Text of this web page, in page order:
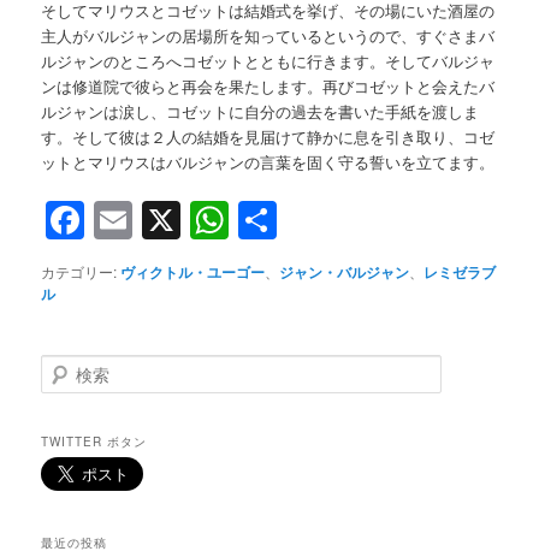
そしてマリウスとコゼットは結婚式を挙げ、その場にいた酒屋の
主人がバルジャンの居場所を知っているというので、すぐさまバ
ルジャンのところへコゼットとともに行きます。そしてバルジャ
ンは修道院で彼らと再会を果たします。再びコゼットと会えたバ
ルジャンは涙し、コゼットに自分の過去を書いた手紙を渡しま
す。そして彼は２人の結婚を見届けて静かに息を引き取り、コゼ
ットとマリウスはバルジャンの言葉を固く守る誓いを立てます。
Facebook
Email
X WhatsApp
有
カテゴリー: ヴィクトル・ユーゴー ジャン・バルジャン
レミゼラブ
ル
検
索
TWITTER ボタン
最近の投稿